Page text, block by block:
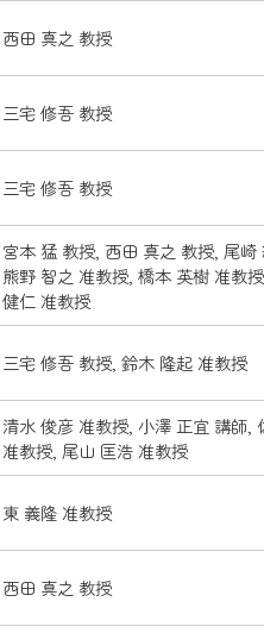
西田 真之 教授
三宅 修吾 教授
三宅 修吾 教授
宮本 猛 教授, 西田 真之 教授, 尾崎
熊野 智之 准教授, 橋本 英樹 准教
健仁 准教授
三宅 修吾 教授, 鈴木 隆起 准教授
清水 俊彦 准教授, 小澤 正宜 講師,
准教授, 尾山 匡浩 准教授
東 義隆 准教授
西田 真之 教授